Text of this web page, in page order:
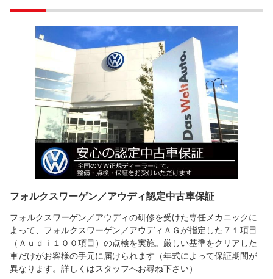
フォルクスワーゲン／アウディ認定中古車保証
フォルクスワーゲン／アウディの研修を受けた専任メカニックに
よって、フォルクスワーゲン／アウディＡＧが指定した７１項目
（Ａｕｄｉ１００項目）の点検を実施。厳しい基準をクリアした
車だけがお客様の手元に届けられます（年式によって保証期間が
異なります。詳しくはスタッフへお尋ね下さい）